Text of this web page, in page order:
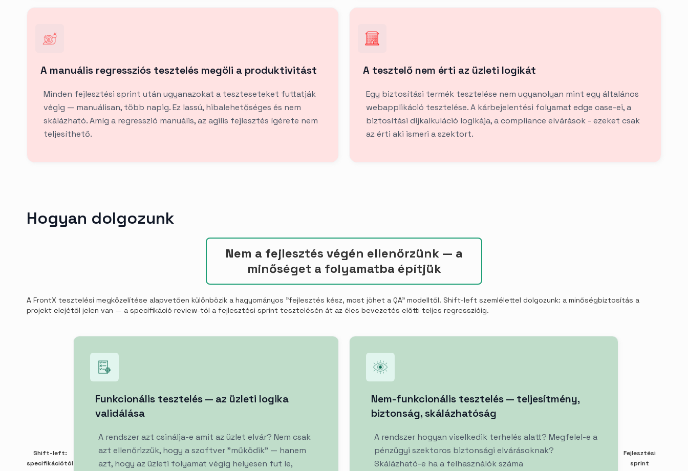
A manuális regressziós tesztelés megöli a produktivitást
Minden fejlesztési sprint után ugyanazokat a teszteseteket futtatják
végig — manuálisan, több napig. Ez lassú, hibalehetőséges és nem
skálázható. Amíg a regresszió manuális, az agilis fejlesztés ígérete nem
teljesíthető.
A tesztelő nem érti az üzleti logikát
Egy biztosítási termék tesztelése nem ugyanolyan mint egy általános
webapplikáció tesztelése. A kárbejelentési folyamat edge case-ei, a
biztosítási díjkalkuláció logikája, a compliance elvárások - ezeket csak
az érti aki ismeri a szektort.
Hogyan dolgozunk
Nem a fejlesztés végén ellenőrzünk — a
minőséget a folyamatba építjük
A FrontX tesztelési megközelítése alapvetően különbözik a hagyományos "fejlesztés kész, most jöhet a QA" modelltől. Shift-left szemlélettel dolgozunk: a minőségbiztosítás a
projekt elejétől jelen van — a specifikáció review-tól a fejlesztési sprint tesztelésén át az éles bevezetés előtti teljes regresszióig.
Shift-left:
specifikációtól
Funkcionális tesztelés — az üzleti logika
validálása
A rendszer azt csinálja-e amit az üzlet elvár? Nem csak
azt ellenőrizzük, hogy a szoftver "működik" — hanem
azt, hogy az üzleti folyamat végig helyesen fut le,
Nem-funkcionális tesztelés — teljesítmény,
biztonság, skálázhatóság
A rendszer hogyan viselkedik terhelés alatt? Megfelel-e a
pénzügyi szektoros biztonsági elvárásoknak?
Skálázható-e ha a felhasználók száma
Fejlesztési
sprint